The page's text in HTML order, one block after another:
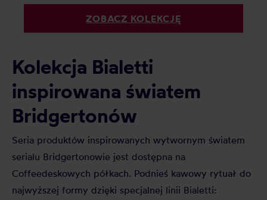
ZOBACZ KOLEKCJĘ
Kolekcja Bialetti
inspirowana światem
Bridgertonów
Seria produktów inspirowanych wytwornym światem
serialu Bridgertonowie jest dostępna na
Coffeedeskowych półkach. Podnieś kawowy rytuał do
najwyższej formy dzięki specjalnej linii Bialetti: